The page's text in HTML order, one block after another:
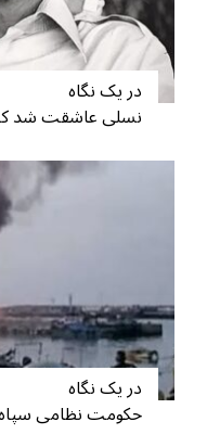
در یک نگاه
نسلی عاشقت شد که
در یک نگاه
حکومت نظامی